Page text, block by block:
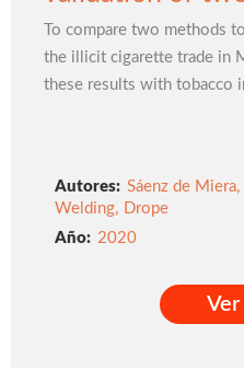
To compare two methods
the illicit cigarette trade in
these results with tobacco
Autores: Sáenz de Miera,
Welding, Drope
2020
Ver